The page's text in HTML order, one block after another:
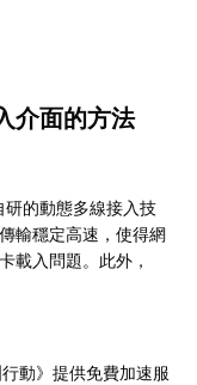
介面的方法
研的動態多線接入技
輸穩定高速，使得網
載入問題。此外，
動》提供免費加速服